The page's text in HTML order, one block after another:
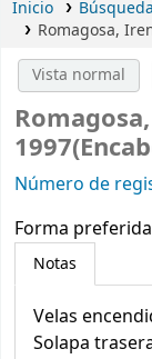
Inicio
Romagosa,
Vista normal
Número de
Forma
Notas
Velas
Solapa